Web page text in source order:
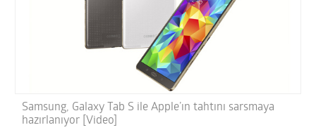
Samsung, Galaxy Tab S ile Apple’ın tahtını sarsmaya
hazırlanıyor [Video]